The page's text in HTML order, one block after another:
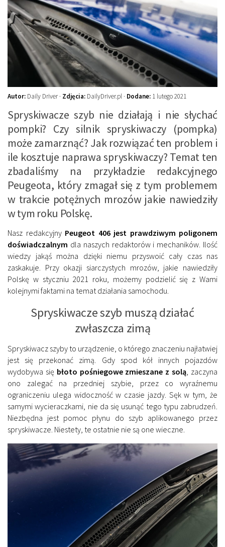
Przelicznik mocy
Auto z niemiec
Galerie
Autor: Daily Driver · Zdjęcia: DailyDriver.pl · Dodane: 1 lutego 2021
Spryskiwacze szyb nie działają i nie słychać
pompki? Czy silnik spryskiwaczy (pompka)
może zamarznąć? Jak rozwiązać ten problem i
ile kosztuje naprawa spryskiwaczy? Temat ten
zbadaliśmy na przykładzie redakcyjnego
Peugeota, który zmagał się z tym problemem
w trakcie potężnych mrozów jakie nawiedziły
w tym roku Polskę.
Nasz redakcyjny Peugeot 406 jest prawdziwym poligonem
doświadczalnym dla naszych redaktorów i mechaników. Ilość
wiedzy jakąś można dzięki niemu przyswoić cały czas nas
zaskakuje. Przy okazji siarczystych mrozów, jakie nawiedziły
Polskę w styczniu 2021 roku, możemy podzielić się z Wami
kolejnymi faktami na temat działania samochodu.
Spryskiwacze szyb muszą działać
zwłaszcza zimą
Spryskiwacz szyby to urządzenie, o którego znaczeniu najłatwiej
jest się przekonać zimą. Gdy spod kół innych pojazdów
wydobywa się błoto pośniegowe zmieszane z solą , zaczyna
ono zalegać na przedniej szybie, przez co wyraźnemu
ograniczeniu ulega widoczność w czasie jazdy. Sęk w tym, że
samymi wycieraczkami, nie da się usunąć tego typu zabrudzeń.
Niezbędna jest pomoc płynu do szyb aplikowanego przez
spryskiwacze. Niestety, te ostatnie nie są one wieczne.